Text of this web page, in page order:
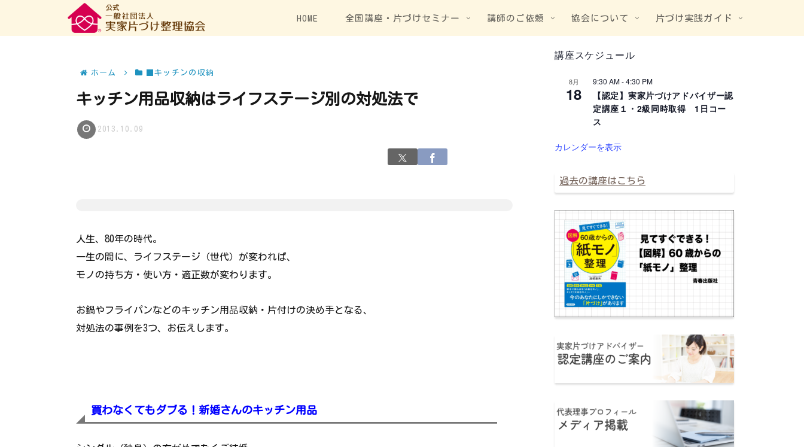
HOME 全国講座・片づけセミナー 講師のご依頼 協会について 片づけ実践ガイド
ホーム ■キッチンの収納
キッチン用品収納はライフステージ別の対処法で
2013.10.09
人生、80年の時代。
一生の間に、ライフステージ（世代）が変われば、
モノの持ち方・使い方・適正数が変わります。
お鍋やフライパンなどのキッチン用品収納・片付けの決め手となる、
対処法の事例を3つ、お伝えします。
買わなくてもダブる！新婚さんのキッチン用品
講座スケジュール
8月
18
9:30 AM-4:30 PM
【認定】実家片づけアドバイザー認
定講座１・2級同時取得 1日コー
ス
カレンダーを表示
過去の講座はこちら